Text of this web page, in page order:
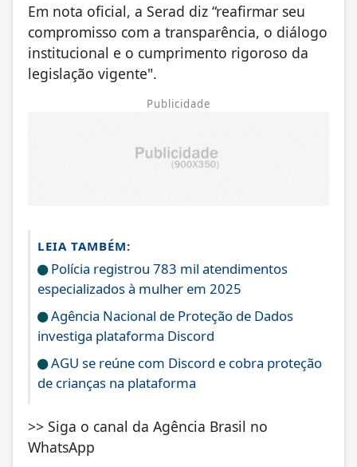
Em nota oficial, a Serad diz “reafirmar seu
compromisso com a transparência, o diálogo
institucional e o cumprimento rigoroso da
legislação vigente".
Publicidade
LEIA TAMBÉM:
Polícia registrou 783 mil atendimentos
especializados à mulher em 2025
Agência Nacional de Proteção de Dados
investiga plataforma Discord
AGU se reúne com Discord e cobra proteção
de crianças na plataforma
>> Siga o canal da Agência Brasil no
WhatsApp